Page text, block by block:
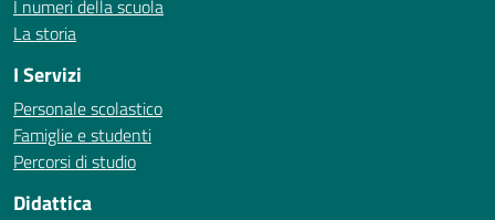
I numeri della scuola
La storia
I Servizi
Personale scolastico
Famiglie e studenti
Percorsi di studio
Didattica